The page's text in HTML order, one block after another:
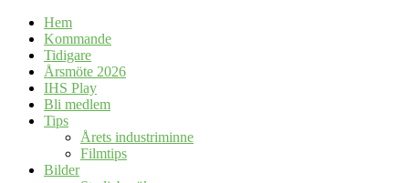
Hem
Kommande
Tidigare
Årsmöte 2026
IHS Play
Bli medlem
Tips
Årets industriminne
Filmtips
Bilder